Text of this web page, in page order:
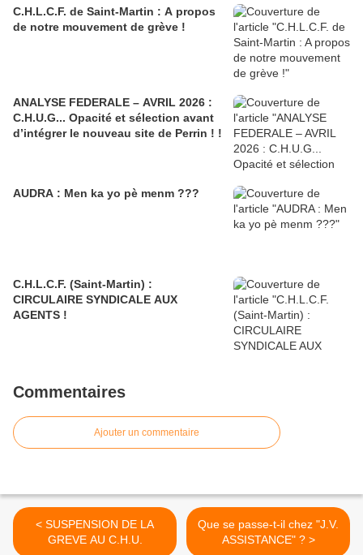
C.H.L.C.F. de Saint-Martin : A propos
de notre mouvement de grève !
ANALYSE FEDERALE – AVRIL 2026 :
C.H.U.G... Opacité et sélection avant
d’intégrer le nouveau site de Perrin ! !
AUDRA : Men ka yo pè menm ???
C.H.L.C.F. (Saint-Martin) :
CIRCULAIRE SYNDICALE AUX
AGENTS !
Commentaires
Ajouter un commentaire
< SUSPENSION DE LA
GREVE AU C.H.U.
Que se passe-t-il chez "J.V.
ASSISTANCE" ? >